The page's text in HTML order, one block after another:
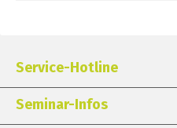
Service-Hotline
Seminar-Infos